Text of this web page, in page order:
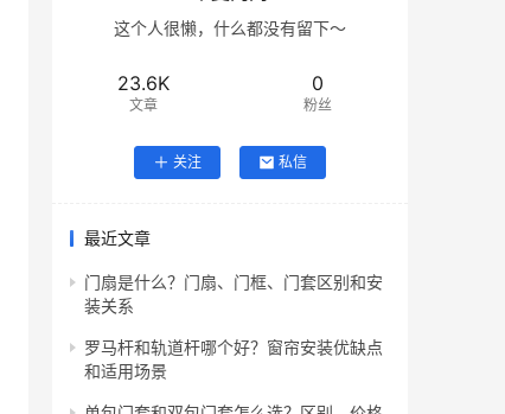
这个人很懒，什么都没有留下～
23.6K
文章
0
粉丝
关注 私信
最近文章
门扇是什么？门扇、门框、门套区别和安
装关系
罗马杆和轨道杆哪个好？窗帘安装优缺点
和适用场景